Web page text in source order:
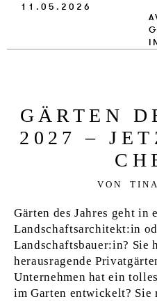
11.05.2026
GÄRTEN
2027 –
VON
Gärten des Jahres geht in
Landschaftsarchitekt:in
Landschaftsbauer:in? Sie
herausragende
Unternehmen hat ein
im Garten entwickelt? Sie